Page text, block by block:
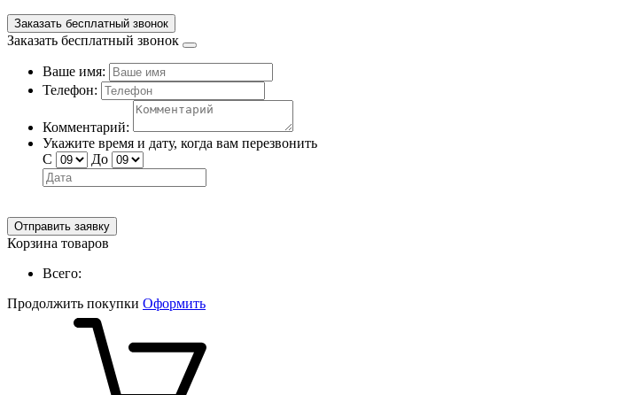
Заказать бесплатный звонок
Заказать бесплатный звонок
Ваше имя:
Телефон:
Комментарий:
Укажите время и дату, когда вам перезвонить
С
До
Отправить заявку
Корзина товаров
Всего:
Продолжить покупки Оформить